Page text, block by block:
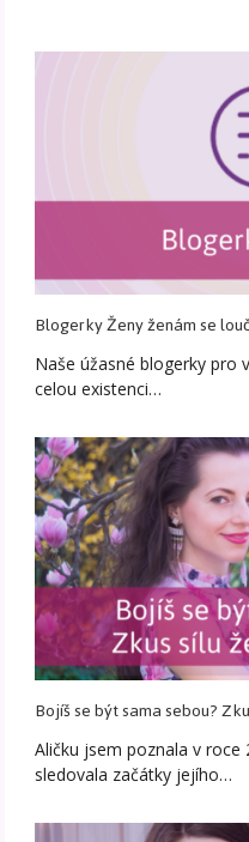
Blogerky Ženy ženám se
Naše úžasné blogerky pro
celou existenci…
Bojíš se být sama sebou?
Aličku jsem poznala v roce
sledovala začátky jejího…